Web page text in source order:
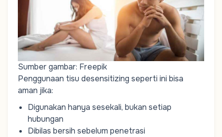
Sumber gambar: Freepik
Penggunaan tisu desensitizing seperti ini bisa
aman jika:
Digunakan hanya sesekali, bukan setiap
hubungan
Dibilas bersih sebelum penetrasi